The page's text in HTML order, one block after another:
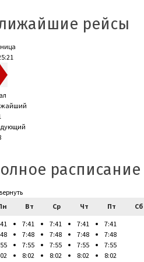
рейсы
расписание
Вт Ср Чт Пт
Сб
7:41
7:48
7:55
8:02
7:41
7:48
7:55
8:02
7:41
7:48
7:55
8:02
7:41
7:48
7:55
8:02